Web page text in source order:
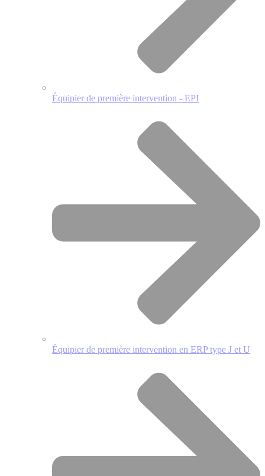
Équipier de première intervention - EPI
Équipier de première intervention en ERP type J et U